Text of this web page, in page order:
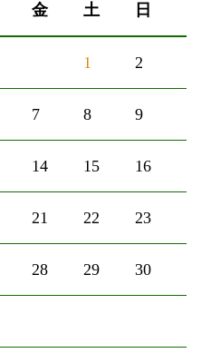
金 土 日
1 2
7 8 9
14 15 16
21 22 23
28 29 30